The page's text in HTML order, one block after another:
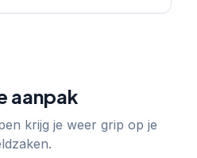
aanpak
krijg je weer grip op je